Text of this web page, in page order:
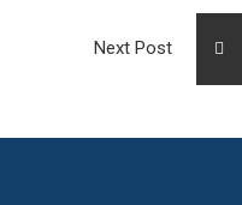
Next Post